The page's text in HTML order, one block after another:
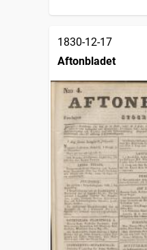
1830-12-17
Aftonbladet